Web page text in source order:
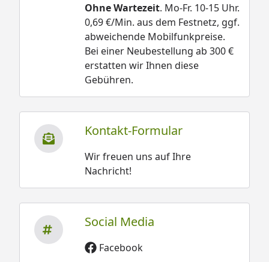
Ohne Wartezeit. Mo-Fr. 10-15 Uhr.
0,69 €/Min. aus dem Festnetz, ggf.
abweichende Mobilfunkpreise.
Bei einer Neubestellung ab 300 €
erstatten wir Ihnen diese
Gebühren.
Kontakt-Formular
Wir freuen uns auf Ihre
Nachricht!
Social Media
Facebook